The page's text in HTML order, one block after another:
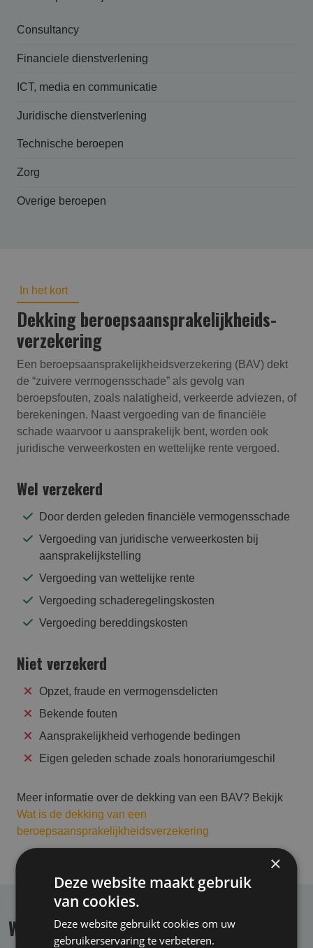
Consultancy
Financiele dienstverlening
ICT, media en communicatie
Juridische dienstverlening
Technische beroepen
Zorg
Overige beroepen
In het kort
Dekking beroepsaansprakelijk­heids­
verzekering
Een beroepsaansprakelijkheidsverzekering (BAV) dekt
de “zuivere vermogensschade” als gevolg van
beroepsfouten, zoals nalatigheid, verkeerde adviezen, of
berekeningen. Naast vergoeding van de financiële
schade waarvoor u aansprakelijk bent, worden ook
juridische verweerkosten en wettelijke rente vergoed.
Wel verzekerd
Door derden geleden financiële vermogensschade
Vergoeding van juridische verweerkosten bij
aansprakelijkstelling
Vergoeding van wettelijke rente
Vergoeding schaderegelingskosten
Vergoeding bereddingskosten
Niet verzekerd
Opzet, fraude en vermogensdelicten
Bekende fouten
Aansprakelijkheid verhogende bedingen
Eigen geleden schade zoals honorariumgeschil
Meer informatie over de dekking van een BAV? Bekijk
Wat is de dekking van een
beroepsaansprakelijkheidsverzekering
Waarom BAV specialist
×
Deze website maakt gebruik
van cookies.
Deze website gebruikt cookies om uw
gebruikerservaring te verbeteren.